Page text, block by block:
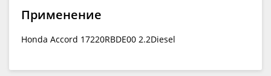
Применение
Honda Accord 17220RBDE00 2.2Diesel